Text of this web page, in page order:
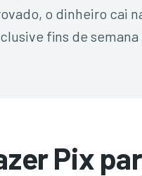
o dinheiro cai
fins de
Pix